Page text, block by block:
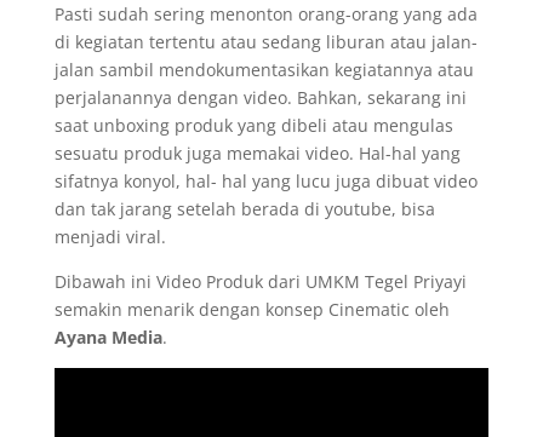
Pasti sudah sering menonton orang-orang yang ada
di kegiatan tertentu atau sedang liburan atau jalan-
jalan sambil mendokumentasikan kegiatannya atau
perjalanannya dengan video. Bahkan, sekarang ini
saat unboxing produk yang dibeli atau mengulas
sesuatu produk juga memakai video. Hal-hal yang
sifatnya konyol, hal- hal yang lucu juga dibuat video
dan tak jarang setelah berada di youtube, bisa
menjadi viral.
Dibawah ini Video Produk dari UMKM Tegel Priyayi
semakin menarik dengan konsep Cinematic oleh
Ayana Media.